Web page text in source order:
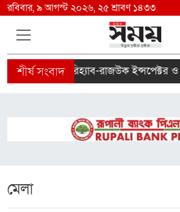
রবিবার, ৯ আগস্ট ২০২৬, ২৫ শ্রাবণ ১৪৩৩
‘রিহ্যাব-রাজউক ইন্সপেক্টর ও ভবন
মেলা